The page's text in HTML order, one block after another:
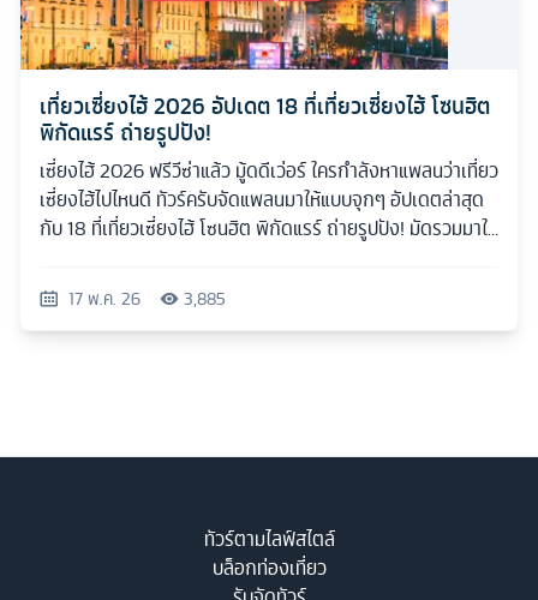
เที่ยวเซี่ยงไฮ้ 2026 อัปเดต 18 ที่เที่ยวเซี่ยงไฮ้ โซนฮิต
พิกัดแรร์ ถ่ายรูปปัง!
เซี่ยงไฮ้ 2026 ฟรีวีซ่าแล้ว มู้ดดีเว่อร์ ใครกำลังหาแพลนว่าเที่ยว
เซี่ยงไฮ้ไปไหนดี ทัวร์ครับจัดแพลนมาให้แบบจุกๆ อัปเดตล่าสุด
กับ 18 ที่เที่ยวเซี่ยงไฮ้ โซนฮิต พิกัดแรร์ ถ่ายรูปปัง! มัดรวมมาให้
17 พ.ค. 26 3,885
ทัวร์ตามไลฟ์สไตล์
บล็อกท่องเที่ยว